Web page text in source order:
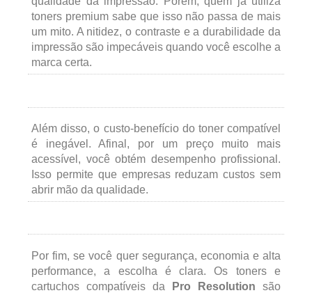
toners premium sabe que isso não passa de mais
um mito. A nitidez, o contraste e a durabilidade da
impressão são impecáveis quando você escolhe a
marca certa.
Além disso, o custo-benefício do toner compatível
é inegável. Afinal, por um preço muito mais
acessível, você obtém desempenho profissional.
Isso permite que empresas reduzam custos sem
abrir mão da qualidade.
Por fim, se você quer segurança, economia e alta
performance, a escolha é clara. Os toners e
cartuchos compatíveis da
Pro Resolution são